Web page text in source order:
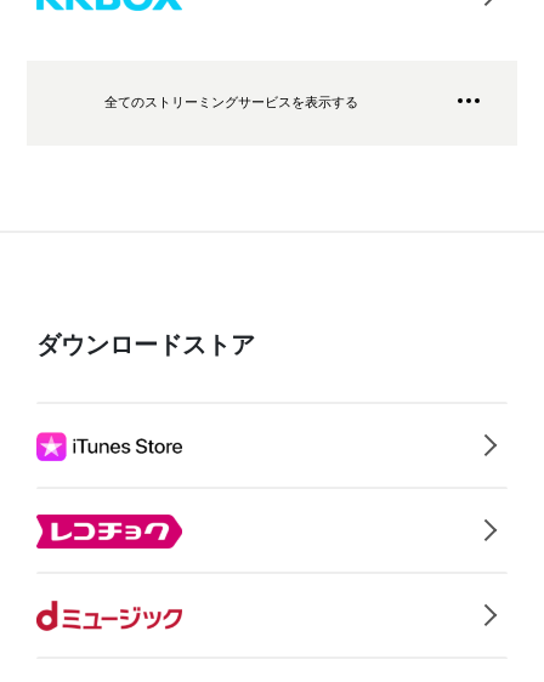
全てのストリーミングサービスを表示する
ダウンロードストア